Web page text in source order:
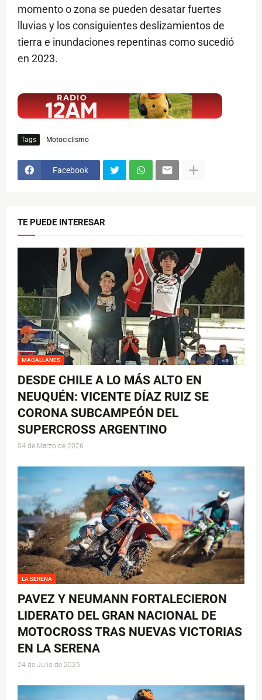
momento o zona se pueden desatar fuertes
lluvias y los consiguientes deslizamientos de
tierra e inundaciones repentinas como sucedió
en 2023.
Tags Motociclismo
Facebook
TE PUEDE INTERESAR
MAGALLANES
DESDE CHILE A LO MÁS ALTO EN
NEUQUÉN: VICENTE DÍAZ RUIZ SE
CORONA SUBCAMPEÓN DEL
SUPERCROSS ARGENTINO
04 de Marzo de 2026
LA SERENA
PAVEZ Y NEUMANN FORTALECIERON
LIDERATO DEL GRAN NACIONAL DE
MOTOCROSS TRAS NUEVAS VICTORIAS
EN LA SERENA
24 de Julio de 2025